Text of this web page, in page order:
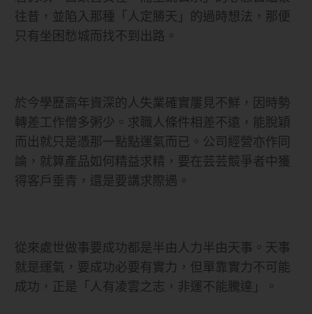
往昔，並陷入那種「人定勝天」的過時想法，那便
只有坐困愁城而找不到出路。
於今學歷高年資深的人失業確實屢見不鮮，因時勢
轉差工作僧多粥少。求職人條件相差不遠，能脫穎
而出就只是憑那一點點運氣而已。公司經營亦作同
論，就算產品如何精益求精，要在芸芸競爭者中獲
得客戶垂青，還是要講求際遇。
從來處世做事要成功都是半由人力半由天事。天事
就是運氣，要成功必要有實力，但單靠實力不可能
成功，正是「人有凌雲之志，非運不能騰達」。